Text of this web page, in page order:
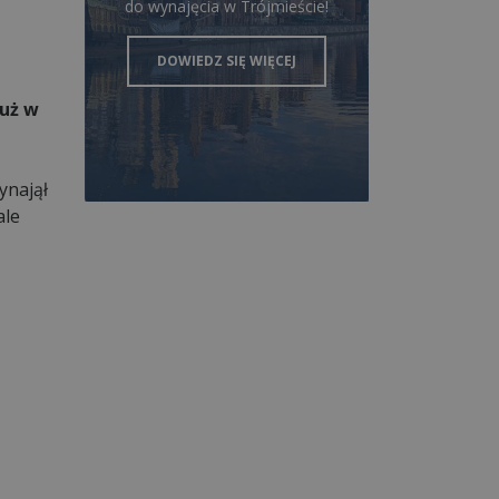
w
do wynajęcia w Trójmieście!
DOWIEDZ SIĘ WIĘCEJ